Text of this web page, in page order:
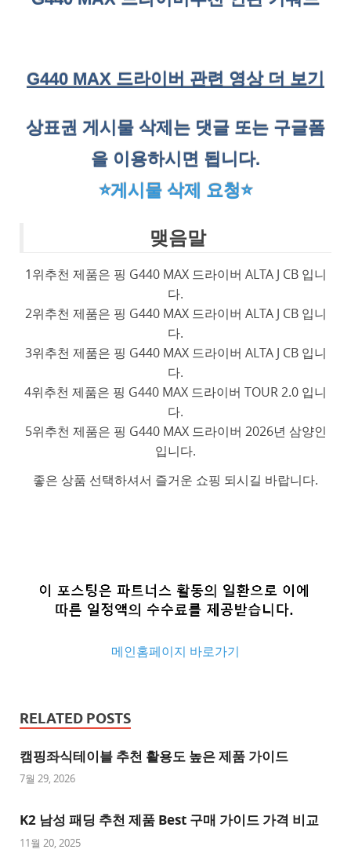
G440 MAX 드라이버 관련 영상 더 보기
상표권 게시물 삭제는 댓글 또는 구글폼
을 이용하시면 됩니다.
⭐게시물 삭제 요청⭐
맺음말
1위추천 제품은 핑 G440 MAX 드라이버 ALTA J CB 입니
다.
2위추천 제품은 핑 G440 MAX 드라이버 ALTA J CB 입니
다.
3위추천 제품은 핑 G440 MAX 드라이버 ALTA J CB 입니
다.
4위추천 제품은 핑 G440 MAX 드라이버 TOUR 2.0 입니
다.
5위추천 제품은 핑 G440 MAX 드라이버 2026년 삼양인
입니다.
좋은 상품 선택하셔서 즐거운 쇼핑 되시길 바랍니다.
메인홈페이지 바로가기
사
이
트
천
사
RELATED POSTS
캠핑좌식테이블 추천 활용도 높은 제품 가이드
7월 29, 2026
K2 남성 패딩 추천 제품 Best 구매 가이드 가격 비교
11월 20, 2025